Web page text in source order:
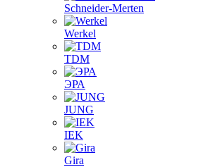
Schneider-Merten
Werkel
TDM
ЭРА
JUNG
IEK
Gira